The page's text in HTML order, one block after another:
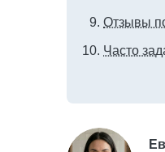
Отзывы
Часто